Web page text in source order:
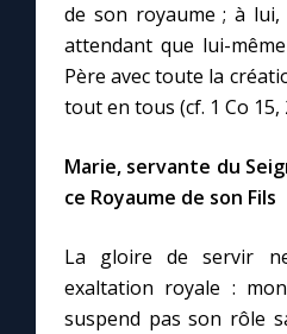
À la une
1000 Raisons de Croire
Chapelet pour le monde
Faire un don
de son royaume ; à
attendant que lui-
Père avec toute la
tout en tous (cf. 1 Co 15,
Marie, servante du
ce Royaume de son Fils
La gloire de servir
exaltation royale :
suspend pas son rôle